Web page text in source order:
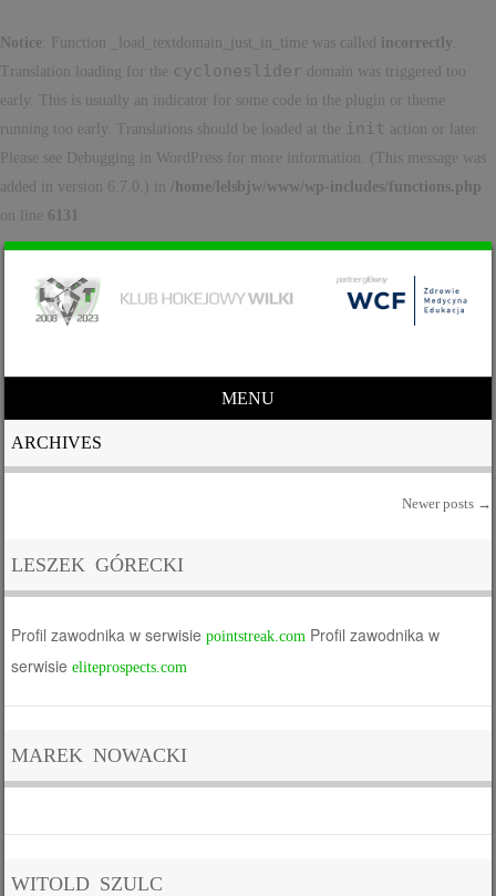
Notice : Function _load_textdomain_just_in_time was called incorrectly
Translation loading for the cycloneslider domain was triggered too
early. This is usually an indicator for some code in the plugin or theme
running too early. Translations should be loaded at the init action or later.
Please see
Debugging in WordPress for more information. (This message was
added in version 6.7.0.) in /home/lelsbjw/www/wp-includes/functions.php
on line 6131
MENU
Skip to content
ARCHIVES
Post navigation
Newer posts →
LESZEK GÓRECKI
Profil zawodnika w serwisiepointstreak.com Profil zawodnika w
serwisieeliteprospects.com
MAREK NOWACKI
WITOLD SZULC